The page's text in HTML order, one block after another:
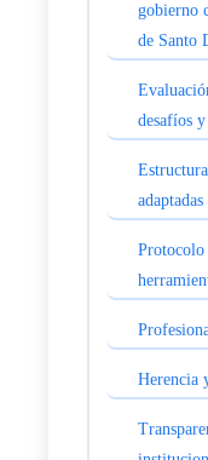
gobierno
de Santo
desafíos
Protocolo
Herencia